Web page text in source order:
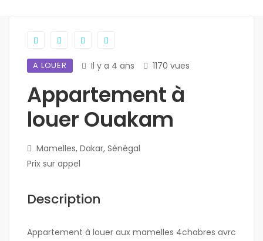
A LOUER Il y a 4 ans 1170 vues
Appartement à
louer Ouakam
Mamelles, Dakar, Sénégal
Prix sur appel
Description
Appartement à louer aux mamelles 4chabres avrc